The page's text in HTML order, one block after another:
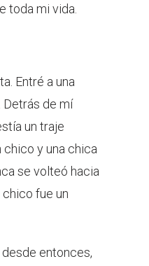
toda mi vida.
Entré a una
Detrás de mí
un traje
chico y una chica
se volteó hacia
chico fue un
entonces,